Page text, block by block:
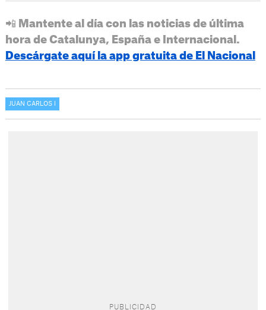
📲 Mantente al día con las noticias de última
hora de Catalunya, España e Internacional.
Descárgate aquí la app gratuita de El Nacional
JUAN CARLOS I